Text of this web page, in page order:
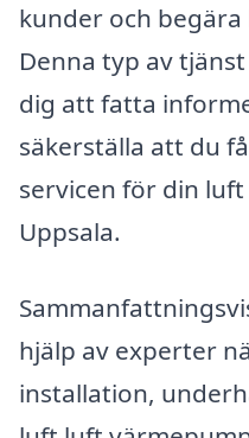
kunder och
Denna typ av
dig att fatta
säkerställa att du
servicen för din
Uppsala.
hjälp av experter
installation,